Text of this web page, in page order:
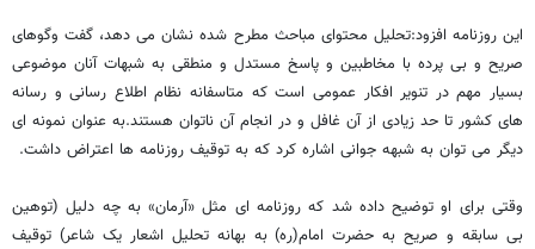
این روزنامه افزود:تحلیل محتوای مباحث مطرح شده نشان می دهد، گفت وگوهای
صریح و بی پرده با مخاطبین و پاسخ مستدل و منطقی به شبهات آنان موضوعی
بسیار مهم در تنویر افکار عمومی است که متاسفانه نظام اطلاع رسانی و رسانه
های کشور تا حد زیادی از آن غافل و در انجام آن ناتوان هستند.به عنوان نمونه ای
دیگر می توان به شبهه جوانی اشاره کرد که به توقیف روزنامه ها اعتراض داشت.
وقتی برای او توضیح داده شد که روزنامه ای مثل «آرمان» به چه دلیل (توهین
بی سابقه و صریح به حضرت امام(ره) به بهانه تحلیل اشعار یک شاعر) توقیف